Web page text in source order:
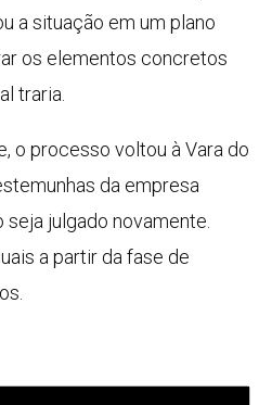
a situação em um plano
os elementos concretos
traria.
o processo voltou à Vara do
da empresa
julgado novamente.
a partir da fase de